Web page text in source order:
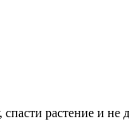
растение и не